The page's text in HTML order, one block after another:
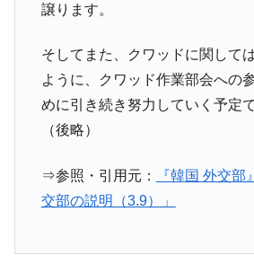
譲ります。
そしてまた、クワッドに関して
ように、クワッド作業部会への
めに引き続き努力していく予定で
（後略）
⇒参照・引用元：
『韓国 外交
交部の説明（3.9）」